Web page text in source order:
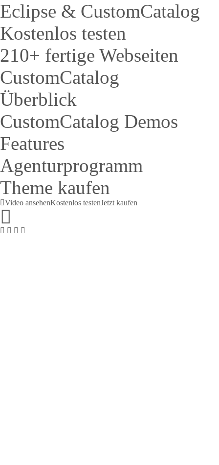
Eclipse & CustomCatalog
Kostenlos testen
210+ fertige Webseiten
CustomCatalog
Überblick
CustomCatalog Demos
Features
Agenturprogramm
Theme kaufen
Video ansehenKostenlos testenJetzt kaufen